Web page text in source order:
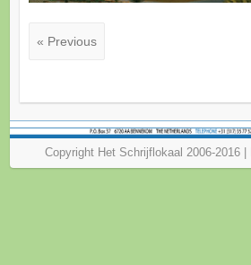
« Previous
Copyright Het Schrijflokaal 2006-2016 |